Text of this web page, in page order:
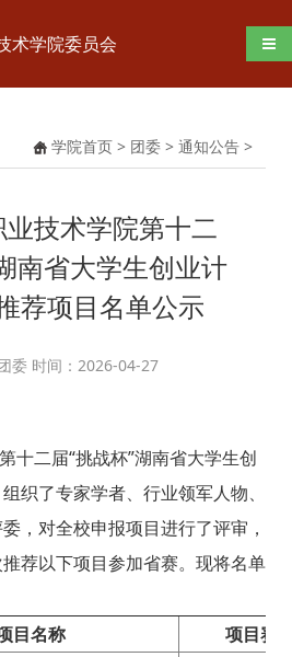
术学院委员会 导
学院首页 > 团委 > 通知公告 >
技术学院第十二
南省大学生创业计
荐项目名单公示
委 时间：2026-04-27
二届“挑战杯”湖南省大学生创
织了专家学者、行业领军人物、
，对全校申报项目进行了评审，
荐以下项目参加省赛。现将名单
目名称 项目赛